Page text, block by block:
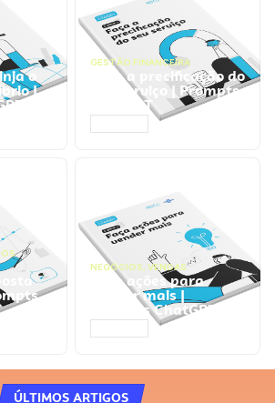
o
|
GESTÃO FINANCEIRA
Faça a precificação do
seu serviço | Prompts
ChatGPT
NEGÓCIOS, VENDAS
Faça ações para
vender mais |
Prompts ChatGPT
ÚLTIMOS ARTIGOS